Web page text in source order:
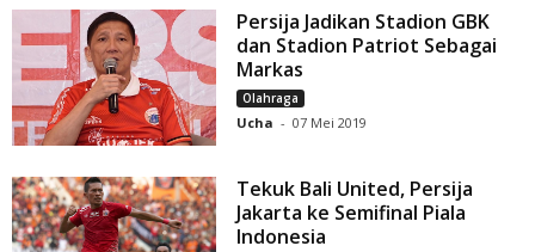
Persija Jadikan Stadion GBK
dan Stadion Patriot Sebagai
Markas
Olahraga
Ucha - 07 Mei 2019
Tekuk Bali United, Persija
Jakarta ke Semifinal Piala
Indonesia